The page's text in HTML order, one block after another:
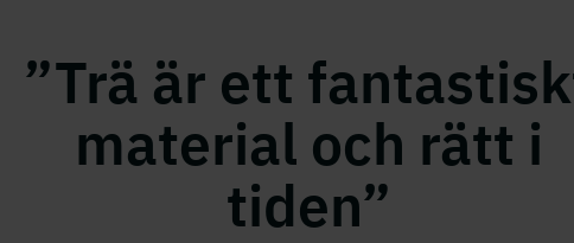
”Trä är ett
material och rätt i
tiden”